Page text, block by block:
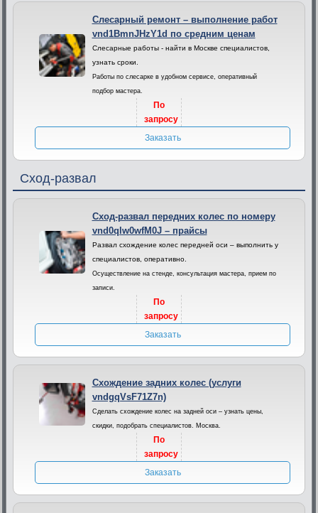
Слесарный ремонт – выполнение работ
vnd1BmnJHzY1d по средним ценам
Слесарные работы - найти в Москве специалистов,
узнать сроки.
Работы по слесарке в удобном сервисе, оперативный
подбор мастера.
По
запросу
Заказать
Сход-развал
Сход-развал передних колес по номеру
vnd0qlw0wfM0J – прайсы
Развал схождение колес передней оси – выполнить у
специалистов, оперативно.
Осуществление на стенде, консультация мастера, прием по
записи.
По
запросу
Заказать
Схождение задних колес (услуги
vndgqVsF71Z7n)
Сделать схождение колес на задней оси – узнать цены,
скидки, подобрать специалистов. Москва.
По
запросу
Заказать